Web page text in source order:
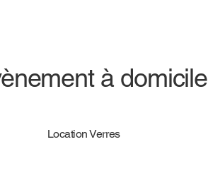
à domicile
Location Verres